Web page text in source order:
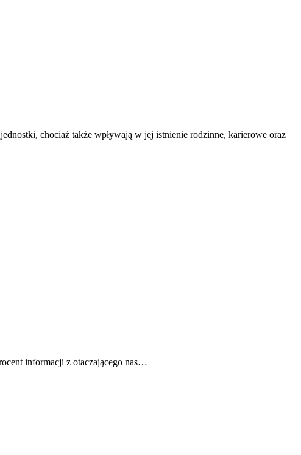
chociaż także wpływają w jej istnienie rodzinne, karierowe oraz
informacji z otaczającego nas…